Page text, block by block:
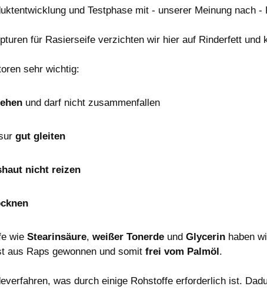
und Testphase mit - unserer Meinung nach -
für Rasierseife verzichten wir hier auf Rinderfett und
sehr wichtig:
und darf nicht zusammenfallen
gut gleiten
nicht reizen
wie Stearinsäure, weißer Tonerde und Glycerin haben
aus Raps gewonnen und somit frei vom Palmöl.
was durch einige Rohstoffe erforderlich ist.